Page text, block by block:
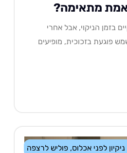
אבל אחרי
מופיעים
אכלוס,פוליש לרצפה